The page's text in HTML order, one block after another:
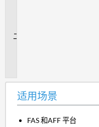
适用场景
FAS 和AFF 平台